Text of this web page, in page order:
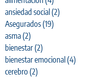
ansiedad social (2)
Asegurados(19)
asma(2)
bienestar(2)
bienestar emocional (4)
cerebro (2)